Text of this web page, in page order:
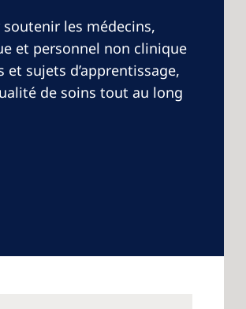
les médecins,
et personnel non clinique
et sujets d’apprentissage,
de soins tout au long